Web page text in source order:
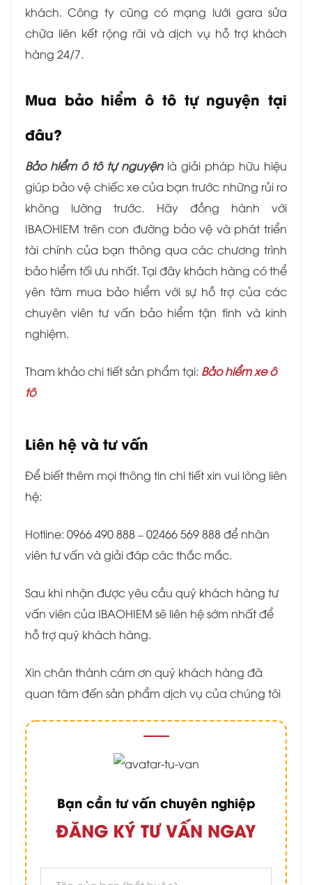
khách. Công ty cũng có mạng lưới gara sửa
chữa liên kết rộng rãi và dịch vụ hỗ trợ khách
hàng 24/7.
Mua bảo hiểm ô tô tự nguyện tại
đâu?
Bảo hiểm ô tô tự nguyệnlà giải pháp hữu hiệu
giúp bảo vệ chiếc xe của bạn trước những rủi ro
không lường trước. Hãy đồng hành với
IBAOHIEM trên con đường bảo vệ và phát triển
tài chính của bạn thông qua các chương trình
bảo hiểm tối ưu nhất. Tại đây khách hàng có thể
yên tâm mua bảo hiểm với sự hỗ trợ của các
chuyên viên tư vấn bảo hiểm tận tình và kinh
nghiệm.
Tham khảo chi tiết sản phẩm tại: Bảo hiểm xe ô
tô
Liên hệ và tư vấn
Để biết thêm mọi thông tin chi tiết xin vui lòng liên
hệ:
Hotline: 0966 490 888 – 02466 569 888 để nhân
viên tư vấn và giải đáp các thắc mắc.
Sau khi nhận được yêu cầu quý khách hàng tư
vấn viên của IBAOHIEM sẽ liên hệ sớm nhất để
hỗ trợ quý khách hàng.
Xin chân thành cám ơn quý khách hàng đã
quan tâm đến sản phẩm dịch vụ của chúng tôi
Bạn cần tư vấn chuyên nghiệp
ĐĂNG KÝ TƯ VẤN NGAY